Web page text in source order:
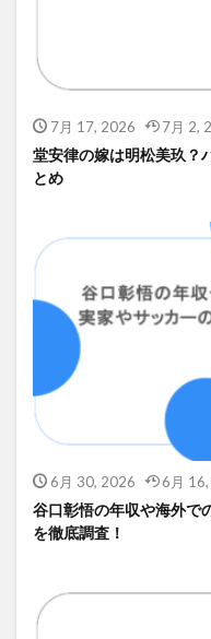
7月 17, 2026 7月 2,
堂安律の嫁は明松美玖？
とめ
6月 30, 2026 6月
谷口彰悟の年収や海外で
を徹底調査！